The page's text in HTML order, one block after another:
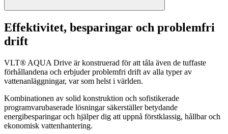
Effektivitet, besparingar och problemfri
drift
VLT® AQUA Drive är konstruerad för att tåla även de tuffaste
förhållandena och erbjuder problemfri drift av alla typer av
vattenanläggningar, var som helst i världen.
Kombinationen av solid konstruktion och sofistikerade
programvarubaserade lösningar säkerställer betydande
energibesparingar och hjälper dig att uppnå förstklassig, hållbar och
ekonomisk vattenhantering.